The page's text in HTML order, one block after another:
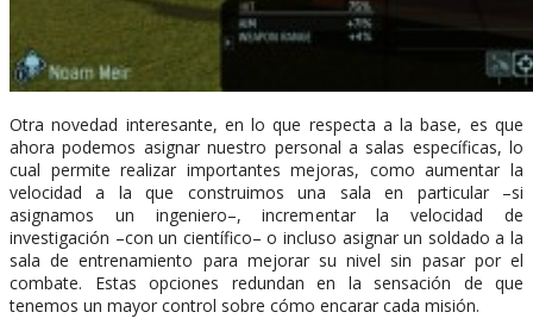
Otra novedad interesante, en lo que respecta a la base, es que
ahora podemos asignar nuestro personal a salas específicas, lo
cual permite realizar importantes mejoras, como aumentar la
velocidad a la que construimos una sala en particular –si
asignamos un ingeniero–, incrementar la velocidad de
investigación –con un científico– o incluso asignar un soldado a la
sala de entrenamiento para mejorar su nivel sin pasar por el
combate. Estas opciones redundan en la sensación de que
tenemos un mayor control sobre cómo encarar cada misión.